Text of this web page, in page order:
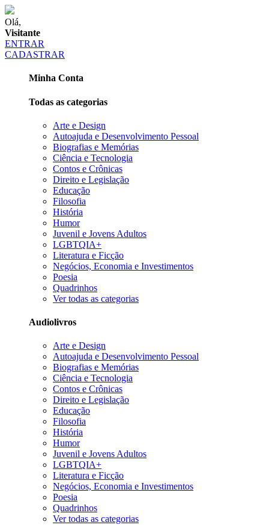
Olá,
Visitante
ENTRAR
CADASTRAR
Minha Conta
Todas as categorias
Arte e Design
Autoajuda e Desenvolvimento Pessoal
Biografias e Memórias
Ciência e Tecnologia
Contos e Crônicas
Direito e Legislação
Educação
Filosofia
História
Humor
Juvenil e Jovens Adultos
LGBTQIA+
Literatura e Ficção
Negócios, Economia e Investimentos
Poesia
Quadrinhos
Ver todas as categorias
Audiolivros
Arte e Design
Autoajuda e Desenvolvimento Pessoal
Biografias e Memórias
Ciência e Tecnologia
Contos e Crônicas
Direito e Legislação
Educação
Filosofia
História
Humor
Juvenil e Jovens Adultos
LGBTQIA+
Literatura e Ficção
Negócios, Economia e Investimentos
Poesia
Quadrinhos
Ver todas as categorias